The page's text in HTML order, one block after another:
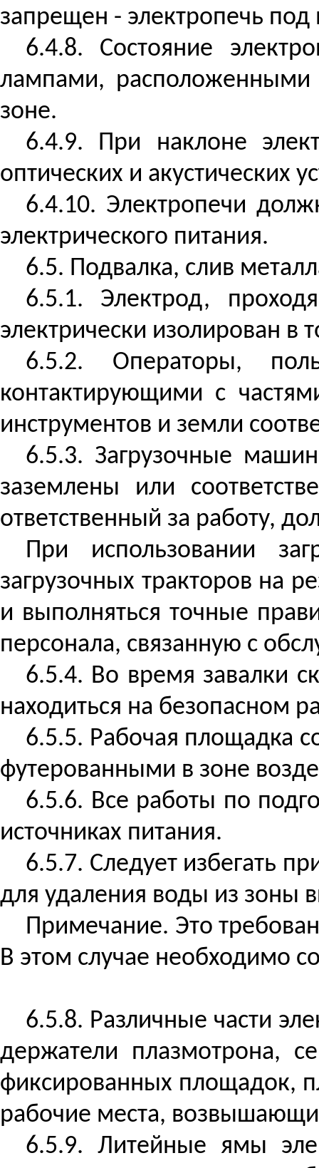
запрещен - электропечь
6.4.8. Состояние
лампами,
зоне.
6.4.9. При наклоне
оптических и акустических
6.4.10. Электропечи
электрического питания.
6.5. Подвалка, слив
6.5.1. Электрод,
электрически изолирован в
6.5.2. Операторы,
контактирующими с
инструментов и земли
6.5.3. Загрузочные
заземлены или
ответственный за работу,
При использовании
загрузочных тракторов на
и выполняться точные
персонала, связанную с
6.5.4. Во время завалки
находиться на безопасном
6.5.5. Рабочая площадка
футерованными в зоне
6.5.6. Все работы по
источниках питания.
6.5.7. Следует избегать
для удаления воды из зоны
Примечание. Это
В этом случае необходимо
6.5.8. Различные части
держатели плазмотрона,
фиксированных площадок,
рабочие места,
6.5.9. Литейные ямы